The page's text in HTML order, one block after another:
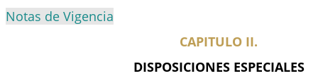
Notas de Vigencia
CAPITULO II.
DISPOSICIONES ESPECIALES